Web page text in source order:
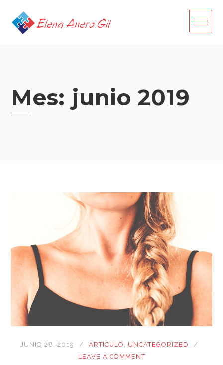
content
Mes: junio 2019
JUNIO 28, 2019 ARTÍCULO , UNCATEGORIZED
LEAVE A COMMENT